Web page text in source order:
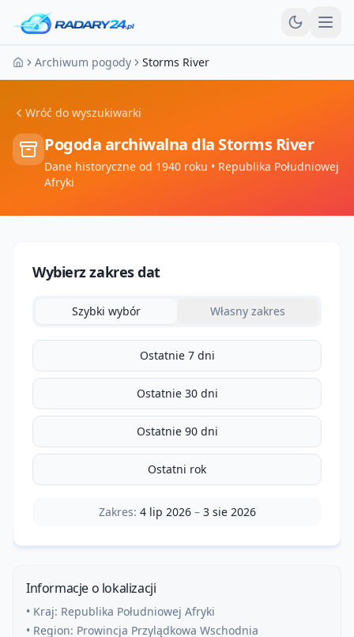
Strona główna
Archiwum pogody Storms River
Wróć do wyszukiwarki
Pogoda archiwalna dla Storms River
Dane historyczne od 1940 roku • Republika Południowej
Afryki
Wybierz zakres dat
Szybki wybór Własny zakres
Ostatnie 7 dni
Ostatnie 30 dni
Ostatnie 90 dni
Ostatni rok
Zakres: 4 lip 2026– 3 sie 2026
Informacje o lokalizacji
• Kraj: Republika Południowej Afryki
• Region: Prowincja Przylądkowa Wschodnia